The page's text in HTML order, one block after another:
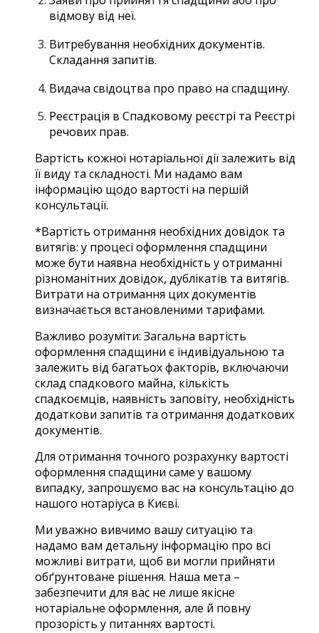
відмову від неї.
Витребування необхідних документів.
Складання запитів.
Видача свідоцтва про право на спадщину.
Реєстрація в Спадковому реєстрі та Реєстрі
речових прав.
Вартість кожної нотаріальної дії залежить від
її виду та складності. Ми надамо вам
інформацію щодо вартості на першій
консультації.
*Вартість отримання необхідних довідок та
витягів: у процесі оформлення спадщини
може бути наявна необхідність у отриманні
різноманітних довідок, дублікатів та витягів.
Витрати на отримання цих документів
визначається встановленими тарифами.
Важливо розуміти: Загальна вартість
оформлення спадщини є індивідуальною та
залежить від багатьох факторів, включаючи
склад спадкового майна, кількість
спадкоємців, наявність заповіту, необхідність
додаткови запитів та отримання додаткових
документів.
Для отримання точного розрахунку вартості
оформлення спадщини саме у вашому
випадку, запрошуємо вас на консультацію до
нашого нотаріуса в Києві.
Ми уважно вивчимо вашу ситуацію та
надамо вам детальну інформацію про всі
можливі витрати, щоб ви могли прийняти
обґрунтоване рішення. Наша мета –
забезпечити для вас не лише якісне
нотаріальне оформлення, але й повну
прозорість у питаннях вартості.